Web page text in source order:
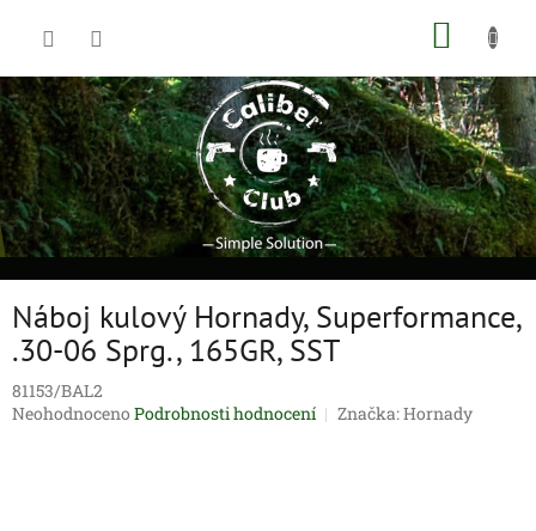
Náboj kulový Hornady, Superformance,
.30-06 Sprg., 165GR, SST
81153/BAL2
Průměrné
Neohodnoceno Podrobnosti hodnocení Značka:Hornady